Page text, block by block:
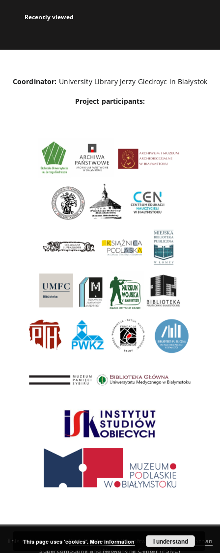
Recently viewed
Coordinator: University Library Jerzy Giedroyc in Białystok
Project participants:
This service runs onDInGO dLibra 6.3.21software created by
Poznan
Supercomputing and Networking Center (PSNC)
This page uses 'cookies'. More information I understand